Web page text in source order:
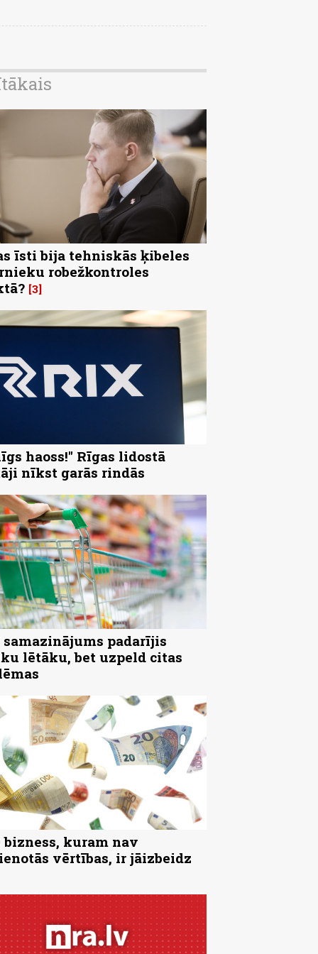
īsti bija tehniskās ķibeles
robežkontroles
3
haoss!" Rīgas lidostā
nīkst garās rindās
samazinājums padarījis
lētāku, bet uzpeld citas
bizness, kuram nav
vērtības, ir jāizbeidz